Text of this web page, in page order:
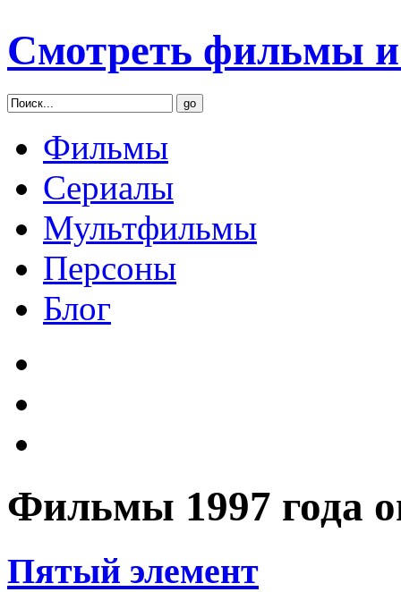
Смотреть фильмы и
Фильмы
Сериалы
Мультфильмы
Персоны
Блог
Фильмы 1997 года
Пятый элемент